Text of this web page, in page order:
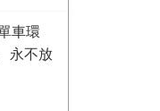
車環
永不放